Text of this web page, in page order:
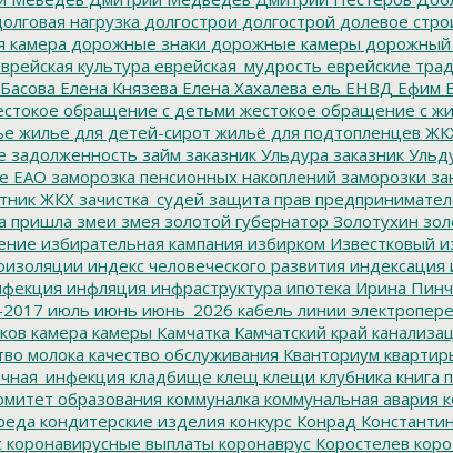
нагрузка долгострои долгострой долевое
камера дорожные знаки дорожные камеры дорожный
культура еврейская_мудрость еврейские
Елена Князева Елена Хахалева ель ЕНВД Ефим
обращение с детьми жестокое обращение с
жилье для детей-сирот жильё для подтопленцев
задолженность займ заказник Ульдура заказник
ЕАО заморозка пенсионных накоплений заморозки
ЖКХ зачистка_судей защита прав
пришла змеи змея золотой губернатор Золотухин
избирательная кампания избирком Известковый
индекс человеческого развития индексация
инфляция инфраструктура ипотека Ирина
июль июнь июнь_2026 кабель линии
камера камеры Камчатка Камчатский край
молока качество обслуживания Кванториум
кладбище клещ клещи клубника книга
образования коммуналка коммунальная авария
кондитерские изделия конкурс Конрад
коронавирусные выплаты коронаврус Коростелев